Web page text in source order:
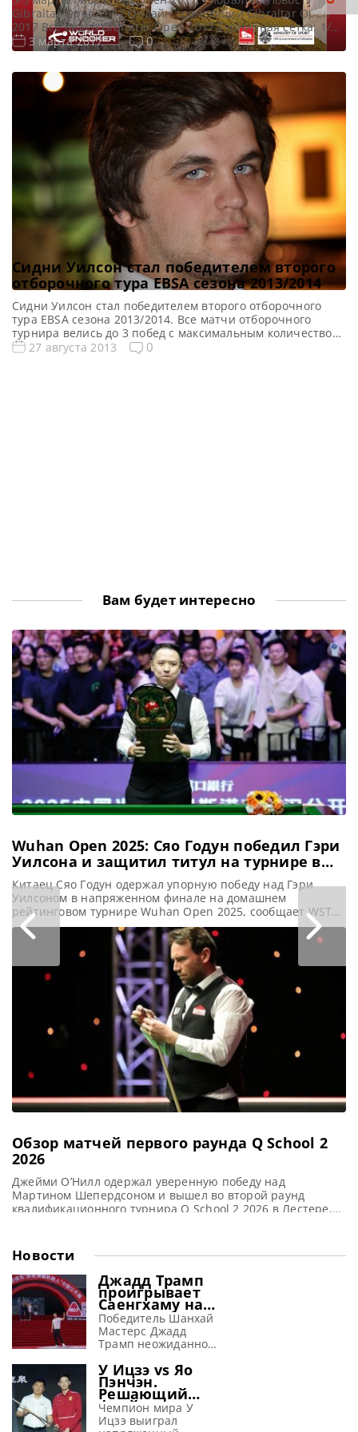
Gibraltar Open 2017 Онлайн трансляции Gibraltar Open
2017 Все видео Gibraltar Open 2017 Турнирная сетка: 1/16
финала 1/8 финала 1/4 финала 1/2 финала Финал 7
фреймов (до 4-ти побед) 7 фреймов (до 4-ти побед) 9
фреймов (до 4-ти […]
3 марта 2017 0
Сидни Уилсон стал победителем второго
отборочного тура EBSA сезона 2013/2014
Сидни Уилсон стал победителем второго отборочного
тура EBSA сезона 2013/2014. Все матчи отборочного
турнира велись до 3 побед с максимальным количеством
фреймов — 5. В финале 23-летний Сидни Уилсон
27 августа 2013 0
Вам будет интересно
Wuhan Open 2025: Сяо Годун победил Гэри
Уилсона и защитил титул на турнире в
Ухани
Китаец Сяо Годун одержал упорную победу над Гэри
Уилсоном в напряженном финале на домашнем
рейтинговом турнире Wuhan Open 2025, сообщает WST
Сохраняя хладнокровие в решающем фрейме, Сяо Годун
вырвал победу у Гэри Уилсона со счетом 10-9. И
триумфально защитил свой титул Wuhan Open под
ликование местных болельщиков. Первый рейтинговый
титул Сяо ждал долгих 17 лет.
Обзор матчей первого раунда Q School 2
2026
Джейми О’Нилл одержал уверенную победу над
Мартином Шепердсоном и вышел во второй раунд
квалификационного турнира Q School 2 2026 в Лестере,
реабилитировался, разгромив Мартина Шепердсона со
счетом 4-0 на втором этапе Q School 2 2026 в Лестере.
Бывший профессионал О’Нил в понедельник уступил
Новости
Джадд Трамп
проигрывает
Саенгхаму на
турнире в
Тайюане
(видео)
Победитель Шанхай
Мастерс Джадд
Трамп неожиданно
поражение от
Ноппона Саенгхама
со счетом 3-6 в 1/16
финала на турнире
China Open 2026 в
У Ицзэ vs Яо
Пэнчэн.
Решающий
фрейм матча
1/16 финала
Чемпион мира У
Ицзэ выиграл